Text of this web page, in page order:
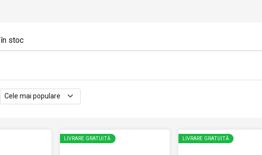
în stoc
LIVRARE GRATUITĂ LIVRARE GRATUITĂ